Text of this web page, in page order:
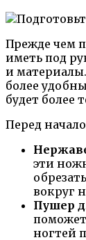
Прежде чем
иметь под
и
более
будет более
Перед
эти
вокруг
Пушер
ногтей